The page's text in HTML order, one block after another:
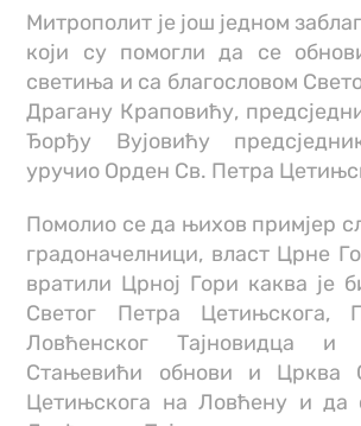
Митрополит је још једном
који су помогли да се
светиња и са благословом
Драгану Краповићу,
Ђорђу Вујовићу
уручио Орден Св. Петра
Помолио се да њихов примјер
градоначелници, власт Црне
вратили Црној Гори каква је
Светог Петра Цетињскога,
Ловћенског Тајновидца
Стањевићи обнови и Црква
Цетињскога на Ловћену и да